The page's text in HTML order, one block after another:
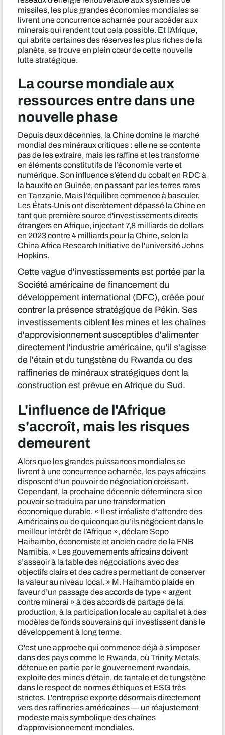
missiles, les plus grandes économies mondiales se
livrent une concurrence acharnée pour accéder aux
minerais qui rendent tout cela possible. Et l'Afrique,
qui abrite certaines des réserves les plus riches de la
planète, se trouve en plein cœur de cette nouvelle
lutte stratégique.
La course mondiale aux
ressources entre dans une
nouvelle phase
Depuis deux décennies, la Chine domine le marché
mondial des minéraux critiques : elle ne se contente
pas de les extraire, mais les raffine et les transforme
en éléments constitutifs de l’économie verte et
numérique. Son influence s’étend du cobalt en RDC à
la bauxite en Guinée, en passant par les terres rares
en Tanzanie. Mais l’équilibre commence à basculer.
Les États-Unis ont discrètement dépassé la Chine en
tant que première source d'investissements directs
étrangers en Afrique, injectant 7,8 milliards de dollars
en 2023 contre 4 milliards pour la Chine, selon la
China Africa Research Initiative de l'université Johns
Hopkins.
Cette vague d'investissements est portée par la
Société américaine de financement du
développement international (DFC), créée pour
contrer la présence stratégique de Pékin. Ses
investissements ciblent les mines et les chaînes
d'approvisionnement susceptibles d'alimenter
directement l'industrie américaine, qu'il s'agisse
de l'étain et du tungstène du Rwanda ou des
raffineries de minéraux stratégiques dont la
construction est prévue en Afrique du Sud.
L'influence de l'Afrique
s'accroît, mais les risques
demeurent
Alors que les grandes puissances mondiales se
livrent à une concurrence acharnée, les pays africains
disposent d’un pouvoir de négociation croissant.
Cependant, la prochaine décennie déterminera si ce
pouvoir se traduira par une transformation
économique durable. « Il est irréaliste d’attendre des
Américains ou de quiconque qu’ils négocient dans le
meilleur intérêt de l’Afrique », déclare Sepo
Haihambo, économiste et ancien cadre de la FNB
Namibia. « Les gouvernements africains doivent
s’asseoir à la table des négociations avec des
objectifs clairs et des cadres permettant de conserver
la valeur au niveau local. » M. Haihambo plaide en
faveur d’un passage des accords de type « argent
contre minerai » à des accords de partage de la
production, à la participation locale au capital et à des
modèles de fonds souverains qui investissent dans le
développement à long terme.
C'est une approche qui commence déjà à s'imposer
dans des pays comme le Rwanda, où Trinity Metals,
détenue en partie par le gouvernement rwandais,
exploite des mines d'étain, de tantale et de tungstène
dans le respect de normes éthiques et ESG très
strictes. L'entreprise exporte désormais directement
vers des raffineries américaines — un réajustement
modeste mais symbolique des chaînes
d'approvisionnement mondiales.